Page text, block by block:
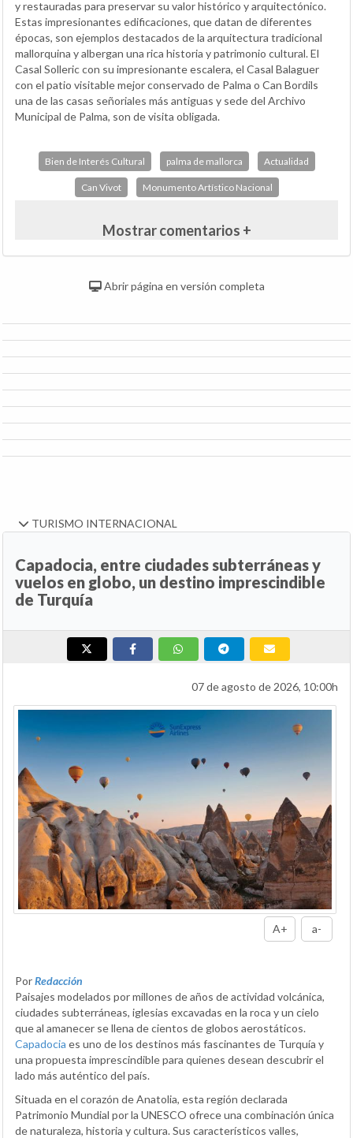
y restauradas para preservar su valor histórico y arquitectónico.
Estas impresionantes edificaciones, que datan de diferentes
épocas, son ejemplos destacados de la arquitectura tradicional
mallorquina y albergan una rica historia y patrimonio cultural. El
Casal Solleric con su impresionante escalera, el Casal Balaguer
con el patio visitable mejor conservado de Palma o Can Bordils
una de las casas señoriales más antiguas y sede del Archivo
Municipal de Palma, son de visita obligada.
Bien de Interés Cultural palma de mallorca Actualidad
Can Vivot Monumento Artístico Nacional
Mostrar comentarios +
Abrir página en versión completa
TURISMO INTERNACIONAL
Capadocia, entre ciudades subterráneas y
vuelos en globo, un destino imprescindible
de Turquía
07 de agosto de 2026, 10:00h
A+ a-
PorRedacción
Paisajes modelados por millones de años de actividad volcánica,
ciudades subterráneas, iglesias excavadas en la roca y un cielo
que al amanecer se llena de cientos de globos aerostáticos.
Capadocia es uno de los destinos más fascinantes de Turquía y
una propuesta imprescindible para quienes desean descubrir el
lado más auténtico del país.
Situada en el corazón de Anatolia, esta región declarada
Patrimonio Mundial por la UNESCO ofrece una combinación única
de naturaleza, historia y cultura. Sus característicos valles,